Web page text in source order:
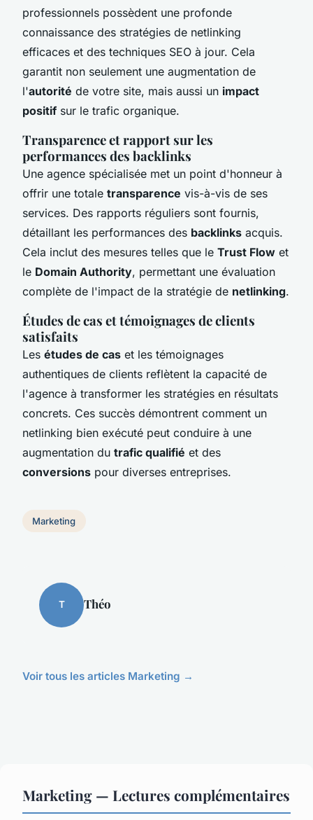
professionnels possèdent une profonde
connaissance des stratégies de netlinking
efficaces et des techniques SEO à jour. Cela
garantit non seulement une augmentation de
l'autorité de votre site, mais aussi un impact
positif sur le trafic organique.
Transparence et rapport sur les
performances des backlinks
Une agence spécialisée met un point d'honneur à
offrir une totale transparence vis-à-vis de ses
services. Des rapports réguliers sont fournis,
détaillant les performances des backlinks acquis.
Cela inclut des mesures telles que le Trust Flow et
le Domain Authority, permettant une évaluation
complète de l'impact de la stratégie de netlinking.
Études de cas et témoignages de clients
satisfaits
Les études de cas et les témoignages
authentiques de clients reflètent la capacité de
l'agence à transformer les stratégies en résultats
concrets. Ces succès démontrent comment un
netlinking bien exécuté peut conduire à une
augmentation du trafic qualifié et des
conversions pour diverses entreprises.
Marketing
T Théo
Voir tous les articles Marketing →
Marketing — Lectures complémentaires